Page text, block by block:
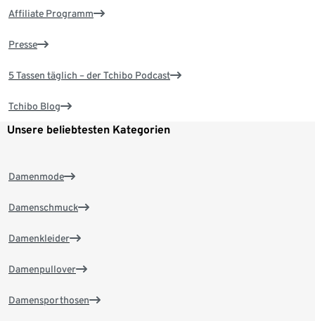
Affiliate Programm
Presse
5 Tassen täglich – der Tchibo Podcast
Tchibo Blog
Unsere beliebtesten Kategorien
Damenmode
Damenschmuck
Damenkleider
Damenpullover
Damensporthosen